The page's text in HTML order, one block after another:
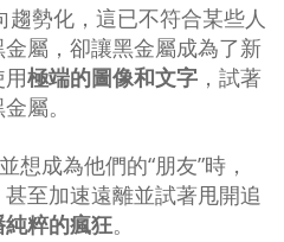
趨勢化，這已不符合某些人
屬，卻讓黑金屬成為了新
極端的圖像和文字 ，試著
屬。
想成為他們的“朋友”時，
至加速遠離並試著甩開追
純粹的瘋狂。